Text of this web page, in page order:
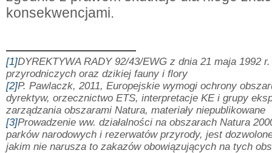
konsekwencjami.
[1]DYREKTYWA RADY 92/43/EWG z dnia 21 maja 1992
przyrodniczych oraz dzikiej fauny i flory
[2]P. Pawlaczk, 2011, Europejskie wymogi ochrony
dyrektyw, orzecznictwo ETS, interpretacje KE i grupy
zarządzania obszarami Natura, materiały niepublikowane
[3]Prowadzenie ww. działalności na obszarach Natura
parków narodowych i rezerwatów przyrody, jest
jakim nie narusza to zakazów obowiązujących na tych